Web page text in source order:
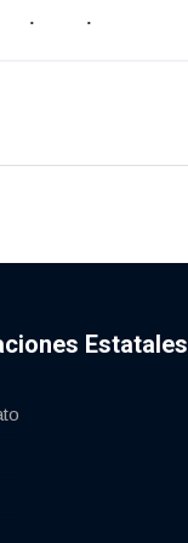
Estatales